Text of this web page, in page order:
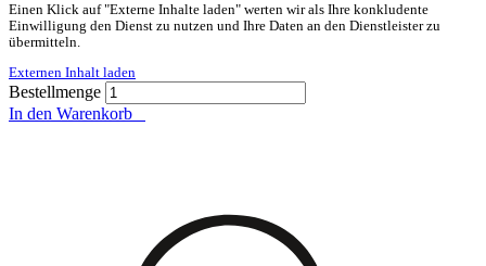
Einen Klick auf "Externe Inhalte laden" werten wir als Ihre konkludente
Einwilligung den Dienst zu nutzen und Ihre Daten an den Dienstleister zu
übermitteln.
Externen Inhalt laden
Bestellmenge
In den Warenkorb